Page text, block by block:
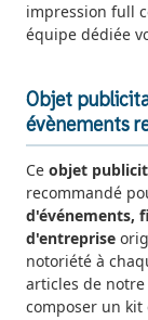
impression full
équipe dédiée
Objet
évènements
Ce objet
recommandé
d'événements,
d'entreprise
notoriété à
articles de
composer un kit